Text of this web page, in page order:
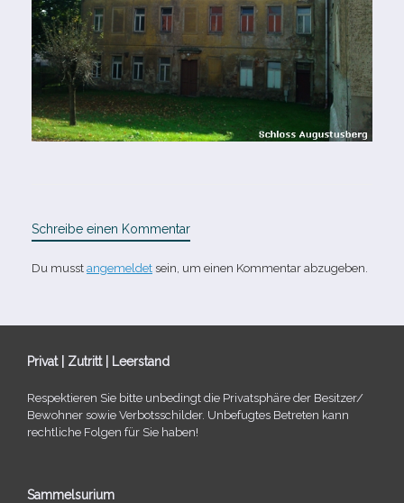
Schreibe einen Kommentar
Du musst angemeldet sein, um einen Kommentar abzugeben.
Privat | Zutritt | Leerstand
Respektieren Sie bitte unbe­dingt die Privatsphäre der Besitzer/​
Bewohner sowie Verbotsschilder. Unbefugtes Betreten kann
recht­li­che Folgen für Sie haben!
Sammelsurium